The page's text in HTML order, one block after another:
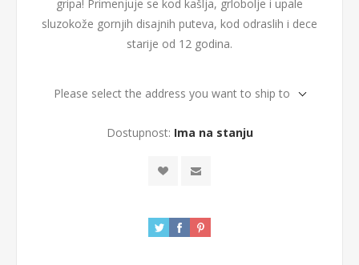
gripa! Primenjuje se kod kašlja, grlobolje i upale
sluzokože gornjih disajnih puteva, kod odraslih i dece
starije od 12 godina.
Please select the address you want to ship to
Dostupnost: Ima na stanju